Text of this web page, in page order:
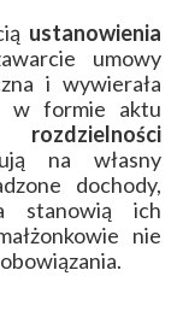
ustanowienia
umowy
i wywierała
w formie aktu
rozdzielności
na własny
dochody,
stanowią ich
nie